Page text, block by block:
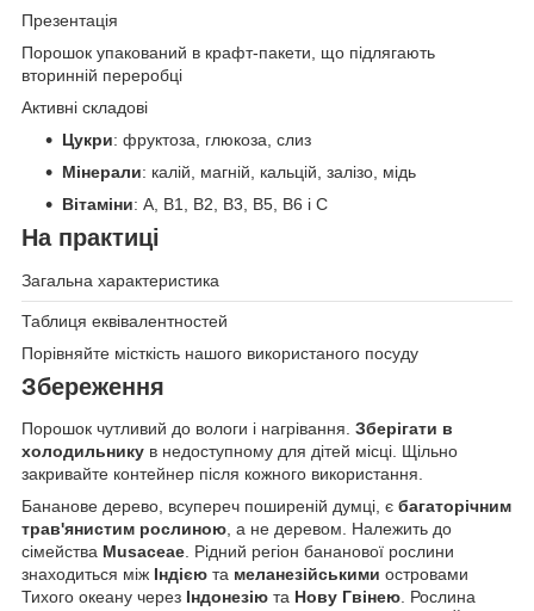
Презентація
Порошок упакований в крафт-пакети, що підлягають
вторинній переробці
Активні складові
Цукри: фруктоза, глюкоза, слиз
Мінерали: калій, магній, кальцій, залізо, мідь
Вітаміни: А, В1, В2, В3, В5, В6 і С
На практиці
Загальна характеристика
Таблиця еквівалентностей
Порівняйте місткість нашого використаного посуду
Збереження
Порошок чутливий до вологи і нагрівання. Зберігати в
холодильнику в недоступному для дітей місці. Щільно
закривайте контейнер після кожного використання.
Бананове дерево, всупереч поширеній думці, є багаторічним
трав'янистим рослиною, а не деревом. Належить до
сімейства Musaceae. Рідний регіон бананової рослини
знаходиться між Індією та меланезійськими островами
Тихого океану через Індонезію та Нову Гвінею. Рослина